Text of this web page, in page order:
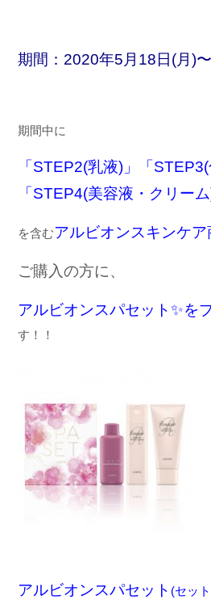
期間：2020年5 月 18日(月)〜
期間中に
「STEP2(乳液) 」「STEP3(
「STEP4(美容液・クリーム
を含むアルビオンスキンケア
ご購入の方に、
アルビオンスパセット ✨を
す！！
アルビオンスパセット (セッ